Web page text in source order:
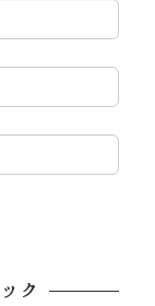
ク